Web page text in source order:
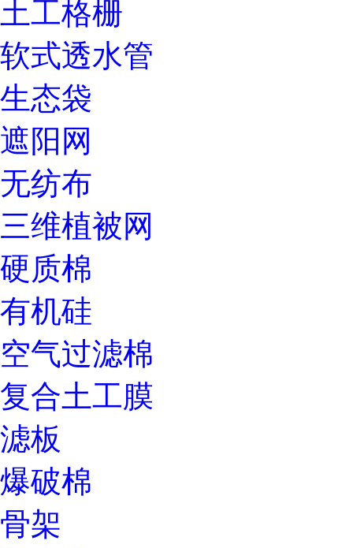
土工格栅
软式透水管
生态袋
遮阳网
无纺布
三维植被网
硬质棉
有机硅
空气过滤棉
复合土工膜
滤板
爆破棉
骨架